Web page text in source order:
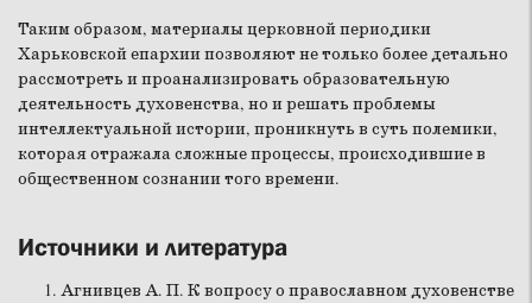
Таким образом, материалы церковной периодики
Харьковской епархии позволяют не только более детально
рассмотреть и проанализировать образовательную
деятельность духовенства, но и решать проблемы
интеллектуальной истории, проникнуть в суть полемики,
которая отражала сложные процессы, происходившие в
общественном сознании того времени.
Источники и литература
Агнивцев А. П. К вопросу о православном духовенстве